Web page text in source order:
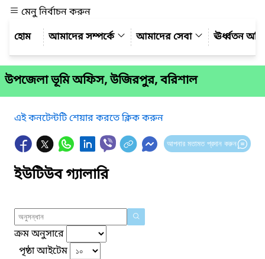
মেনু নির্বাচন করুন
আমাদের সম্পর্কে
আমাদের সেবা ঊর্ধ্বতন
উপজেলা ভূমি অফিস, উজিরপুর, বরিশাল
এই কনটেন্টটি শেয়ার করতে ক্লিক করুন
আপনার মতামত প্রদান করুন
ইউটিউব গ্যালারি
ক্রম অনুসারে
পৃষ্ঠা আইটেম